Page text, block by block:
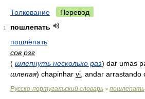
Толкование Перевод
1
пошлепать
пошлёпать
сов рзг
( шлепнуть несколько раз) dar umas
шлепая) chapinhar vi , andar arrastando
Русско-португальский словарь > пошлепать